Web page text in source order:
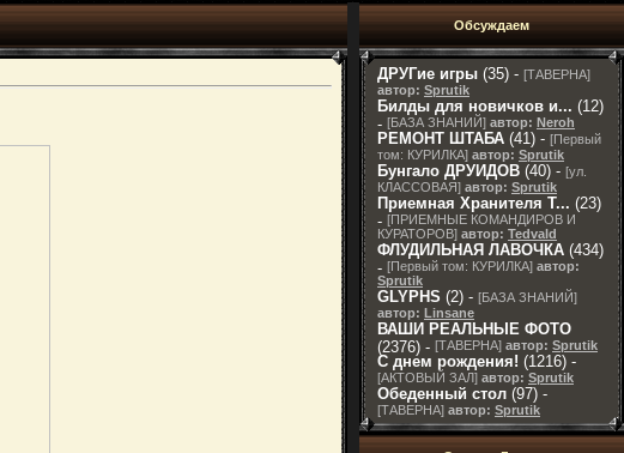
Обсуждаем
ДРУГие игры (35) - [ТАВЕРНА]
автор: Sprutik
Билды для новичков и... (12)
- [БАЗА ЗНАНИЙ] автор: Neroh
РЕМОНТ ШТАБА (41) - [Первый
том: КУРИЛКА] автор: Sprutik
Бунгало ДРУИДОВ (40) - [ул.
КЛАССОВАЯ] автор: Sprutik
Приемная Хранителя T... (23)
- [ПРИЕМНЫЕ КОМАНДИРОВ И
КУРАТОРОВ] автор: Tedvald
ФЛУДИЛЬНАЯ ЛАВОЧКА (434)
- [Первый том: КУРИЛКА] автор:
Sprutik
GLYPHS (2) - [БАЗА ЗНАНИЙ]
автор: Linsane
ВАШИ РЕАЛЬНЫЕ ФОТО
(2376) - [ТАВЕРНА] автор: Sprutik
С днем рождения! (1216) -
[АКТОВЫЙ ЗАЛ] автор: Sprutik
Обеденный стол (97) -
[ТАВЕРНА] автор: Sprutik